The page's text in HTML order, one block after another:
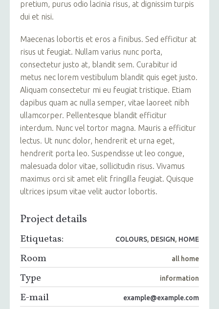
pretium, purus odio lacinia risus, at dignissim turpis
dui et nisi.
Maecenas lobortis et eros a finibus. Sed efficitur at
risus ut feugiat. Nullam varius nunc porta,
consectetur justo at, blandit sem. Curabitur id
metus nec lorem vestibulum blandit quis eget justo.
Aliquam consectetur mi eu feugiat tristique. Etiam
dapibus quam ac nulla semper, vitae laoreet nibh
ullamcorper. Pellentesque blandit efficitur
interdum. Nunc vel tortor magna. Mauris a efficitur
lectus. Ut nunc dolor, hendrerit et urna eget,
hendrerit porta leo. Suspendisse ut leo congue,
malesuada dolor vitae, sollicitudin risus. Vivamus
maximus orci sit amet elit fringilla feugiat. Quisque
ultrices ipsum vitae velit auctor lobortis.
Project details
Etiquetas: COLOURS, DESIGN, HOME
Room all home
Type information
E-mail example@example.com